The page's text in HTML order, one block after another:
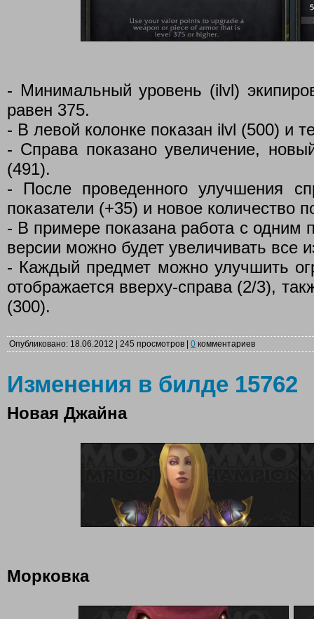
- Минимальный уровень (ilvl)
равен 375.
- В левой колонке показан ilvl (500) и
- Справа показано увеличение,
(491).
- После проведенного улучшения
показатели (+35) и новое количество
- В примере показана работа с одним
версии можно будет увеличивать все
- Каждый предмет можно улучшить
отображается вверху-справа (2/3),
(300).
Опубликовано: 18.06.2012 | 245 просмотров | 0 комментариев
Изменения в билде 15762
Новая Джайна
Морковка